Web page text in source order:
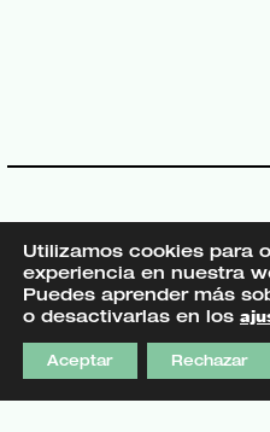
Explora
Familia Nuveg
Recetas
Nuveg al día
Utilizamos cookies para
experiencia en nuestra
Puedes aprender más
o desactivarlas en los
Aceptar Rechazar